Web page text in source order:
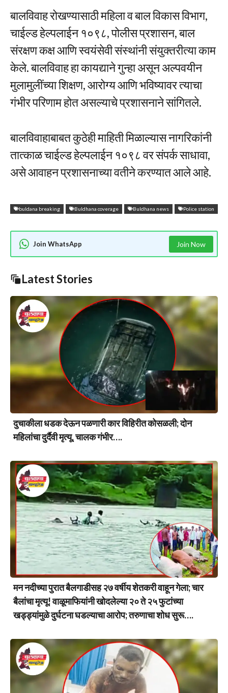
बालविवाह रोखण्यासाठी महिला व बाल विकास विभाग,
चाईल्ड हेल्पलाईन १०९८, पोलीस प्रशासन, बाल
संरक्षण कक्ष आणि स्वयंसेवी संस्थांनी संयुक्तरीत्या काम
केले. बालविवाह हा कायद्याने गुन्हा असून अल्पवयीन
मुलामुलींच्या शिक्षण, आरोग्य आणि भविष्यावर त्याचा
गंभीर परिणाम होत असल्याचे प्रशासनाने सांगितले.
बालविवाहाबाबत कुठेही माहिती मिळाल्यास नागरिकांनी
तात्काळ चाईल्ड हेल्पलाईन १०९८ वर संपर्क साधावा,
असे आवाहन प्रशासनाच्या वतीने करण्यात आले आहे.
buldana breaking Buldhana coverage Buldhana news Police station
Join WhatsApp Join Now
Latest Stories
दुचाकीला धडक देऊन पळणारी कार विहिरीत कोसळली; दोन
महिलांचा दुर्दैवी मृत्यू, चालक गंभीर….
मन नदीच्या पुरात बैलगाडीसह २७ वर्षीय शेतकरी वाहून गेला; चार
बैलांचा मृत्यू! वाळूमाफियांनी खोदलेल्या २० ते २५ फुटांच्या
खड्ड्यांमुळे दुर्घटना घडल्याचा आरोप; तरुणाचा शोध सुरू….